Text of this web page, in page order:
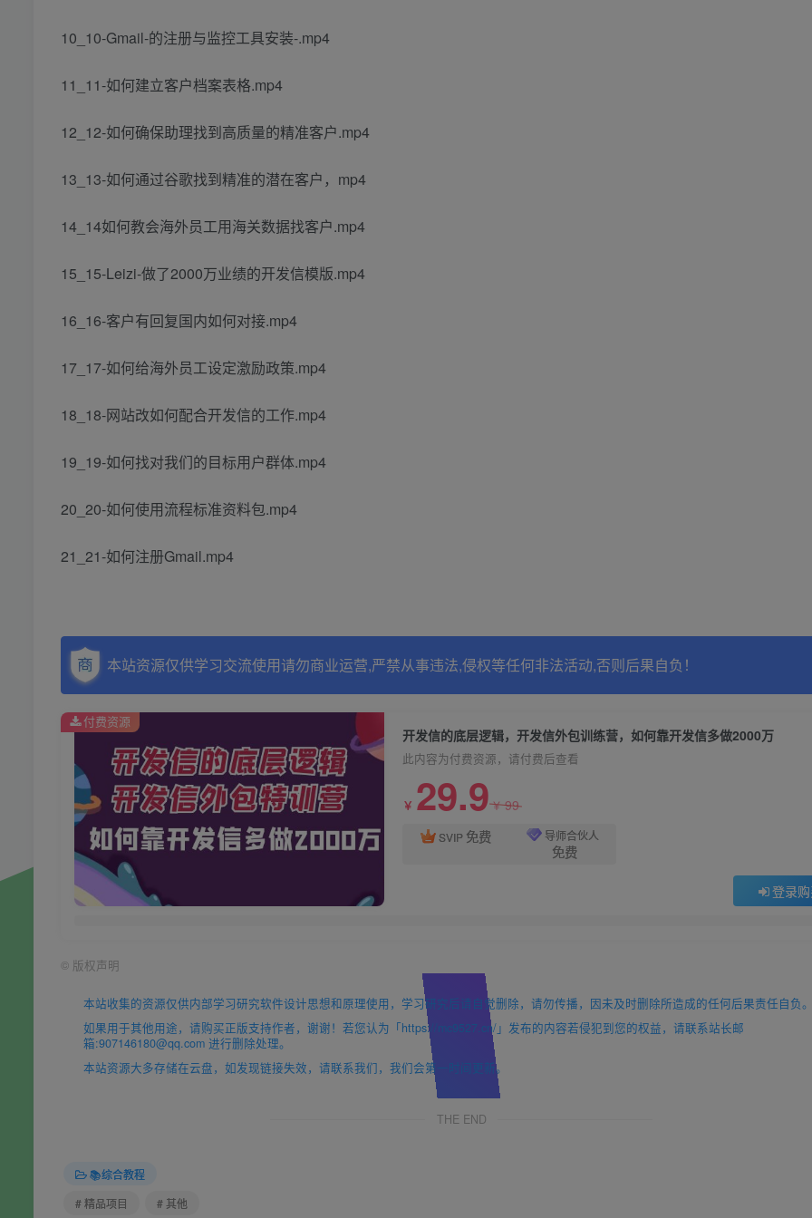
10_10-Gmail-的注册与监控工具安装-.mp4
11_11-如何建立客户档案表格.mp4
12_12-如何确保助理找到高质量的精准客户.mp4
13_13-如何通过谷歌找到精准的潜在客户，mp4
14_14如何教会海外员工用海关数据找客户.mp4
15_15-Leizi-做了2000万业绩的开发信模版.mp4
16_16-客户有回复国内如何对接.mp4
17_17-如何给海外员工设定激励政策.mp4
18_18-网站改如何配合开发信的工作.mp4
19_19-如何找对我们的目标用户群体.mp4
20_20-如何使用流程标准资料包.mp4
21_21-如何注册Gmail.mp4
本站资源仅供学习交流使用请勿商业运营,严禁从事违法,侵权等任何非法活动,否则后果自负！
开发信的底层逻辑，开发信外包训练营，如何靠开发信多做2000万
此内容为付费资源，请付费后查看
￥ 29.9￥99
SVIP 免费 导师合伙人
免费
登录
付费资源
© 版权声明
本站收集的资源仅供内部学习研究软件设计思想和原理使用，学习研究后请自觉删除，请勿传播，因未及时删除所造成的任何后果责任自负
如果用于其他用途，请购买正版支持作者，谢谢！若您认为「https://mc9527.cn/」发布的内容若侵犯到您的权益，请联系站长邮
箱:907146180@qq.com 进行删除处理。
本站资源大多存储在云盘，如发现链接失效，请联系我们，我们会第一时间更新。
THE END
📚综合教程
# 精品项目
# 其他